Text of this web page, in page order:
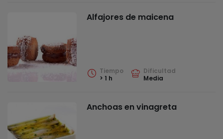
Alfajores de maicena
Tiempo
> 1 h
Dificultad
Media
Anchoas en vinagreta